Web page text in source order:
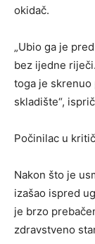
okidač.
„Ubio ga je
bez ijedne
toga je skrenuo
skladište“,
Počinilac u
Nakon što je
izašao ispred
je brzo
zdravstveno